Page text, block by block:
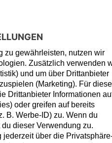
Alles zu SelectETF
Kosten
SmartCash
Enhanced Active ETFs